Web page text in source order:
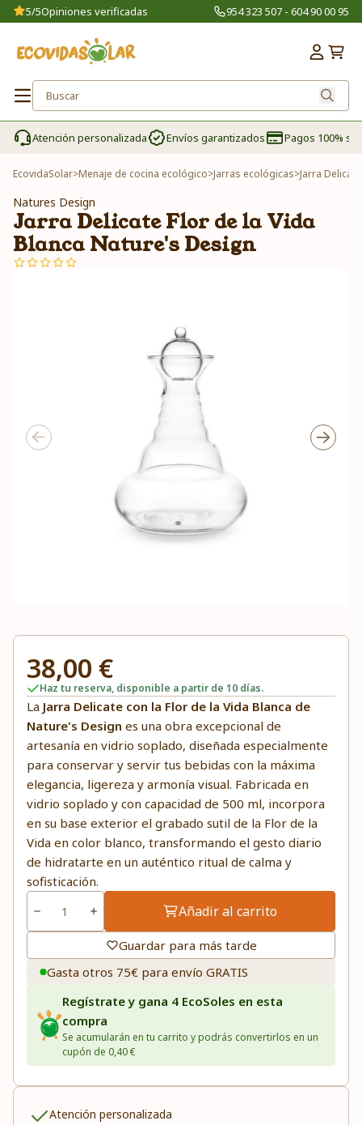
5/5Opiniones verificadas 954 323 507 - 604 90 00 95
Atención personalizada Envíos garantizados Pagos 100%
EcovidaSolar>Menaje de cocina ecológico>Jarras ecológicas>Jarra
Natures Design
Jarra Delicate Flor de la Vida
Blanca Nature's Design
38,00 €
Haz tu reserva, disponible a partir de 10 días.
La Jarra Delicate con la Flor de la Vida Blanca de
Nature's Design es una obra excepcional de
artesanía en vidrio soplado, diseñada especialmente
para conservar y servir tus bebidas con la máxima
elegancia, ligereza y armonía visual. Fabricada en
vidrio soplado y con capacidad de 500 ml, incorpora
en su base exterior el grabado sutil de la Flor de la
Vida en color blanco, transformando el gesto diario
de hidratarte en un auténtico ritual de calma y
sofisticación.
Añadir al carrito
Guardar para más tarde
Gasta otros 75€ para envío GRATIS
Regístrate y gana 4 EcoSoles en esta
compra
Se acumularán en tu carrito y podrás convertirlos en un
cupón de 0,40 €
Atención personalizada